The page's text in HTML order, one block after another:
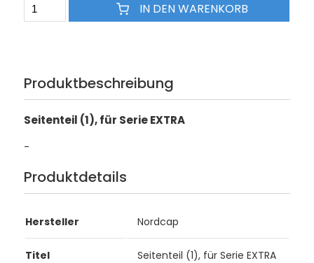
IN DEN WARENKORB
Produktbeschreibung
Seitenteil (1), für Serie EXTRA
-
Produktdetails
Hersteller Nordcap
Titel Seitenteil (1), für Serie EXTRA